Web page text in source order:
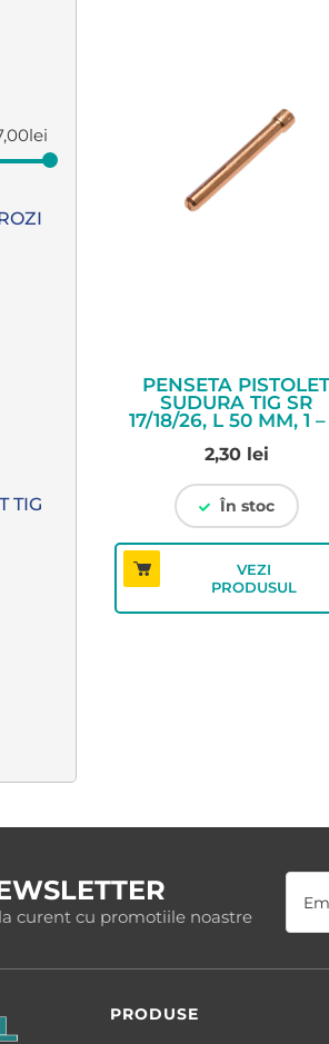
lei
TIG
PENSETA
SUDURA TIG SR
17/18/26, L 50 MM, 1
2,30 lei
În stoc
VEZI
PRODUSUL
curent cu promotiile noastre
PRODUSE